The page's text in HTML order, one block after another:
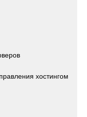
хостингом